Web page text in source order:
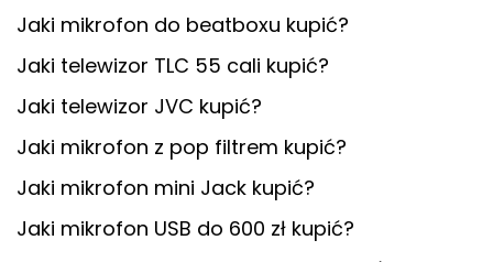
Jaki mikrofon do beatboxu kupić?
Jaki telewizor TLC 55 cali kupić?
Jaki telewizor JVC kupić?
Jaki mikrofon z pop filtrem kupić?
Jaki mikrofon mini Jack kupić?
Jaki mikrofon USB do 600 zł kupić?